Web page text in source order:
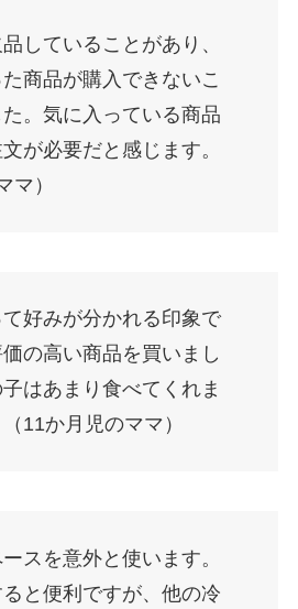
していることがあり、
商品が購入できないこ
。気に入っている商品
が必要だと感じます。
マ）
好みが分かれる印象で
の高い商品を買いまし
はあまり食べてくれま
11か月児のママ）
スを意外と使います。
と便利ですが、他の冷